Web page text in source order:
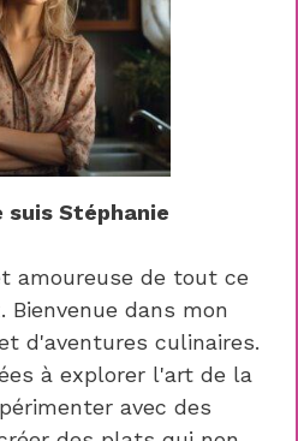
suis Stéphanie
amoureuse de tout ce
Bienvenue dans mon
d'aventures culinaires.
à explorer l'art de la
avec des